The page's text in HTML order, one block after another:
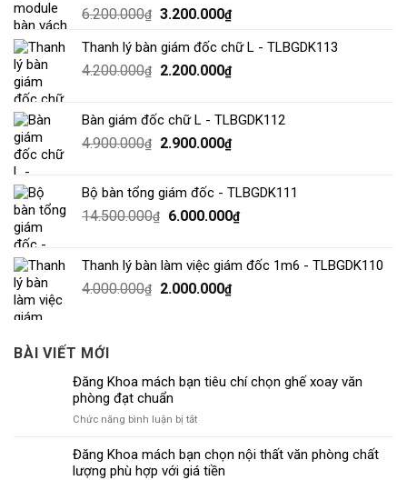
6.200.000₫ 3.200.000₫
Thanh lý bàn giám đốc chữ L - TLBGDK113
4.200.000₫ 2.200.000₫
Bàn giám đốc chữ L - TLBGDK112
4.900.000₫ 2.900.000₫
Bộ bàn tổng giám đốc - TLBGDK111
14.500.000₫ 6.000.000₫
Thanh lý bàn làm việc giám đốc 1m6 - TLBGDK110
4.000.000₫ 2.000.000₫
BÀI VIẾT MỚI
Đăng Khoa mách bạn tiêu chí chọn ghế xoay văn
phòng đạt chuẩn
Chức năng bình luận bị tắtở
Khoa
mách
Đăng Khoa mách bạn chọn nội thất văn phòng chất
lượng phù hợp với giá tiền